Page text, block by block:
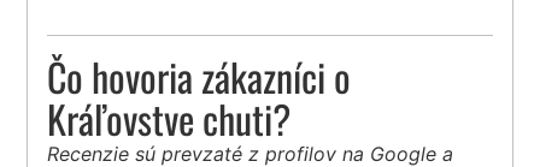
Čo hovoria zákazníci o
Kráľovstve chuti?
Recenzie sú prevzaté z profilov na Google a